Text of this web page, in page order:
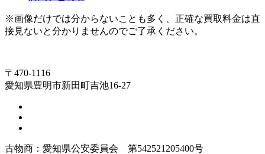
※画像だけでは分からないことも多く、正確な買取料金は直
接見ないと分かりませんのでご了承ください。
〒470-1116
愛知県豊明市新田町吉池16-27
古物商：愛知県公安委員会 第542521205400号